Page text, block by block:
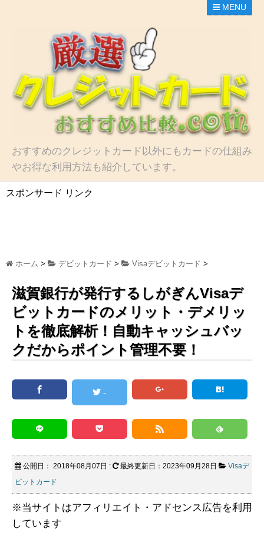
MENU
おすすめのクレジットカード以外にもカードの仕組み
やお得な利用方法も紹介しています。
スポンサード リンク
ホーム > デビットカード > Visaデビットカード >
滋賀銀行が発行するしがぎんVisaデ
ビットカードのメリット・デメリッ
トを徹底解析！自動キャッシュバッ
クだからポイント管理不要！
-
公開日： 2018年08月07日 : 最終更新日：2023年09月28日
Visaデ
ビットカード
※当サイトはアフィリエイト・アドセンス広告を利用
しています